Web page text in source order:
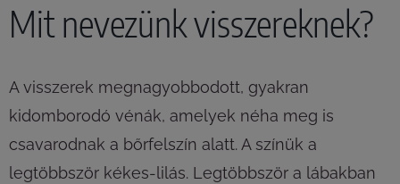
Mit nevezünk visszereknek?
A visszerek megnagyobbodott, gyakran
kidomborodó vénák, amelyek néha meg is
csavarodnak a bőrfelszín alatt. A színük a
legtöbbször kékes-lilás. Legtöbbször a lábakban